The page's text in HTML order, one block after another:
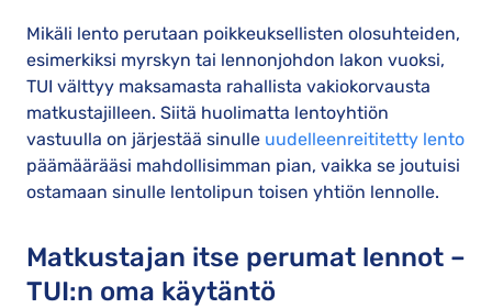
Mikäli lento perutaan poikkeuksellisten olosuhteiden,
esimerkiksi myrskyn tai lennonjohdon lakon vuoksi,
TUI välttyy maksamasta rahallista vakiokorvausta
matkustajilleen. Siitä huolimatta lentoyhtiön
vastuulla on järjestää sinulle uudelleenreititetty lento
päämäärääsi mahdollisimman pian, vaikka se joutuisi
ostamaan sinulle lentolipun toisen yhtiön lennolle.
Matkustajan itse perumat lennot –
TUI:n oma käytäntö